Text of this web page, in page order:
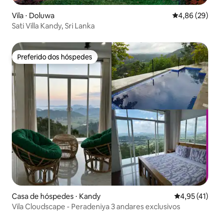
Vila ⋅ Doluwa 4,86 de uma
4,86 (29)
Sati Villa Kandy, Sri Lanka
Preferido dos hóspedes
Preferido dos hóspedes
Casa de hóspedes ⋅ Kandy 4,95 de uma
4,95 (41)
Vila Cloudscape - Peradeniya 3 andares exclusivos